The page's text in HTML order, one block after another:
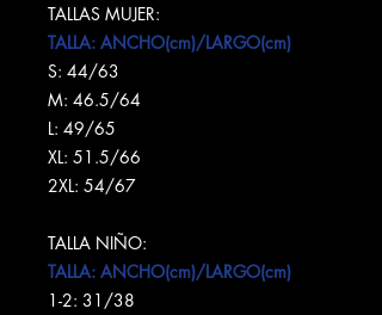
TALLAS MUJER:
TALLA: ANCHO(cm)/LARGO(cm)
S: 44/63
M: 46.5/64
L: 49/65
XL: 51.5/66
2XL: 54/67
TALLA NIÑO:
TALLA: ANCHO(cm)/LARGO(cm)
1-2: 31/38